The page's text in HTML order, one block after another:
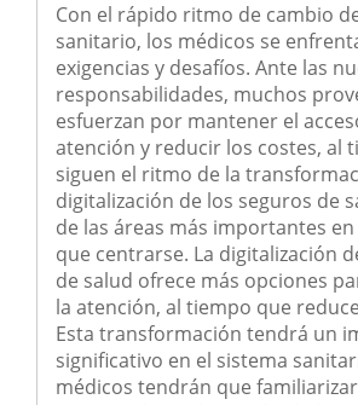
Con el rápido ritmo de cambio
sanitario, los médicos se
exigencias y desafíos. Ante las
responsabilidades, muchos
esfuerzan por mantener el
atención y reducir los costes, al
siguen el ritmo de la
digitalización de los seguros de
de las áreas más importantes
que centrarse. La digitalización
de salud ofrece más opciones
la atención, al tiempo que
Esta transformación tendrá un
significativo en el sistema
médicos tendrán que